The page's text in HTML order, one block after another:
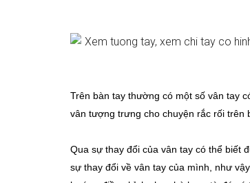
Trên bàn tay thường có một số vân tay
vân tượng trưng cho chuyện rắc rối trên
Qua sự thay đổi của vân tay có thể biết
sự thay đổi về vân tay của mình, như